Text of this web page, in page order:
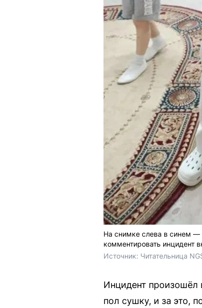
На снимке слева в синем —
комментировать инцидент
Источник: Читательница
Инцидент произошёл
пол сушку, и за это,